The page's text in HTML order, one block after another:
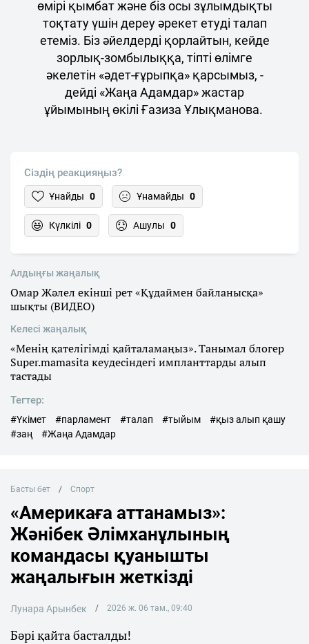
өмірі қымбат және біз осы зұлымдықты
тоқтату үшін дереу әрекет етуді талап
етеміз. Біз әйелдерді қорлайтын, кейде
зорлық-зомбылыққа, тіпті өлімге
әкелетін «әдет-ғұрыпқа» қарсымыз, -
дейді «Жаңа Адамдар» жастар
ұйымының өкілі Ғазиза Ұлықманова.
Сіздің реакцияңыз?
Ұнайды 0 Ұнамайды 0
Күлкілі 0 Ашулы 0
Алдыңғы жаңалық
Омар Жәлел екінші рет «Құдаймен байланысқа»
шықты (ВИДЕО)
Келесі жаңалық
«Менің қателігімді қайталамаңыз». Танымал блогер
Super.mamasita кеудесіндегі импланттарды алып
тастады
Тегтер:
#Үкімет #парламент #талап #тыйым
#қыз алып қашу
#заң
#Жаңа Адамдар
Басты бет Спорт
«Америкаға аттанамыз»:
Жәнібек Әлімханұлының
командасы қуанышты
жаңалығын жеткізді
Лунара Арынбек 2026 ж. 06 там., 09:40
Бәрі қайта басталды!